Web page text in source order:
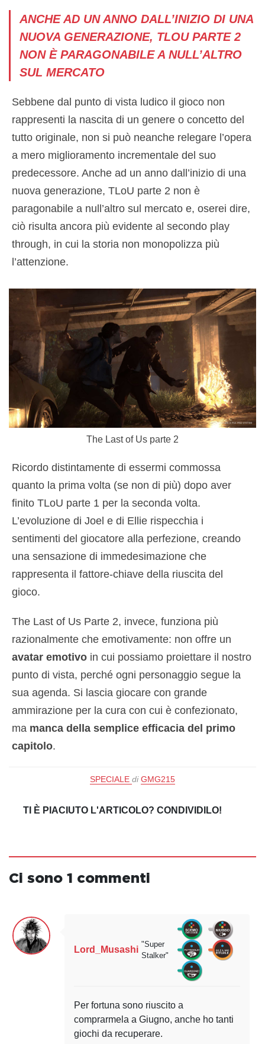
ANCHE AD UN ANNO DALL’INIZIO DI UNA
NUOVA GENERAZIONE, TLOU PARTE 2
NON È PARAGONABILE A NULL’ALTRO
SUL MERCATO
Sebbene dal punto di vista ludico il gioco non
rappresenti la nascita di un genere o concetto del
tutto originale, non si può neanche relegare l’opera
a mero miglioramento incrementale del suo
predecessore. Anche ad un anno dall’inizio di una
nuova generazione, TLoU parte 2 non è
paragonabile a null’altro sul mercato e, oserei dire,
ciò risulta ancora più evidente al secondo play
through, in cui la storia non monopolizza più
l’attenzione.
The Last of Us parte 2
Ricordo distintamente di essermi commossa
quanto la prima volta (se non di più) dopo aver
finito TLoU parte 1 per la seconda volta.
L’evoluzione di Joel e di Ellie rispecchia i
sentimenti del giocatore alla perfezione, creando
una sensazione di immedesimazione che
rappresenta il fattore-chiave della riuscita del
gioco.
The Last of Us Parte 2, invece, funziona più
razionalmente che emotivamente: non offre un
avatar emotivo in cui possiamo proiettare il nostro
punto di vista, perché ogni personaggio segue la
sua agenda. Si lascia giocare con grande
ammirazione per la cura con cui è confezionato,
ma manca della semplice efficacia del primo
capitolo.
SPECIALE di GMG215
TI È PIACIUTO L'ARTICOLO? CONDIVIDILO!
Ci sono 1 commenti
Lord_Musashi
"Super
Stalker"
Per fortuna sono riuscito a
comprarmela a Giugno, anche ho tanti
giochi da recuperare.